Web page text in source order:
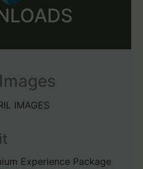
IMAGES
Experience Package